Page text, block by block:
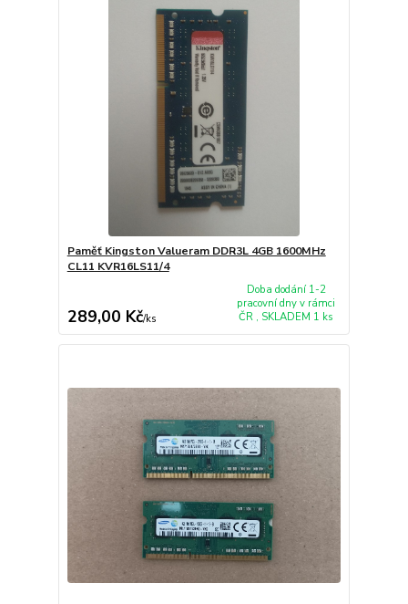
Paměť Kingston Valueram DDR3L 4GB 1600MHz
CL11 KVR16LS11/4
289,00 Kč/ks
Doba dodání 1-2
pracovní dny v rámci
ČR , SKLADEM 1 ks